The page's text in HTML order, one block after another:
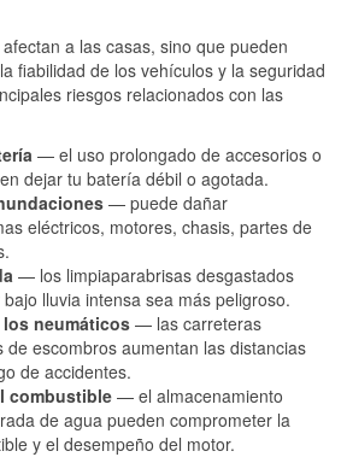
a las casas, sino que pueden
fiabilidad de los vehículos y la seguridad
riesgos relacionados con las
— el uso prolongado de accesorios o
dejar tu batería débil o agotada.
— puede dañar
eléctricos, motores, chasis, partes de
— los limpiaparabrisas desgastados
lluvia intensa sea más peligroso.
neumáticos — las carreteras
de escombros aumentan las distancias
de accidentes.
combustible— el almacenamiento
de agua pueden comprometer la
y el desempeño del motor.